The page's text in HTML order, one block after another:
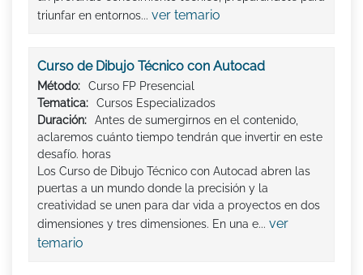
triunfar en entornos... ver temario
Curso de Dibujo Técnico con Autocad
Método:
Curso FP Presencial
Tematica:
Cursos Especializados
Duración:
Antes de sumergirnos en el contenido,
aclaremos cuánto tiempo tendrán que invertir en este
desafío. horas
Los Curso de Dibujo Técnico con Autocad abren las
puertas a un mundo donde la precisión y la
creatividad se unen para dar vida a proyectos en dos
dimensiones y tres dimensiones. En una e... ver
temario